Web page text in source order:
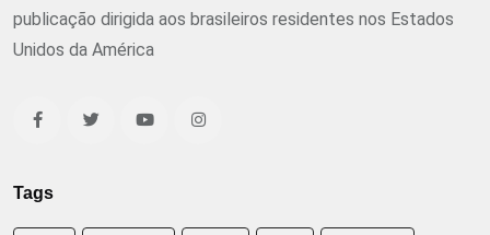
publicação dirigida aos brasileiros residentes nos Estados
Unidos da América
Tags